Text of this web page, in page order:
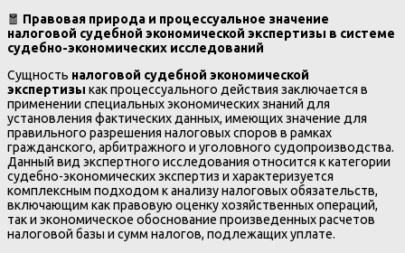
🧧 Правовая природа и процессуальное значение
налоговой судебной экономической экспертизы в системе
судебно-экономических исследований
Сущность налоговой судебной экономической
экспертизы как процессуального действия заключается в
применении специальных экономических знаний для
установления фактических данных, имеющих значение для
правильного разрешения налоговых споров в рамках
гражданского, арбитражного и уголовного судопроизводства.
Данный вид экспертного исследования относится к категории
судебно-экономических экспертиз и характеризуется
комплексным подходом к анализу налоговых обязательств,
включающим как правовую оценку хозяйственных операций,
так и экономическое обоснование произведенных расчетов
налоговой базы и сумм налогов, подлежащих уплате.